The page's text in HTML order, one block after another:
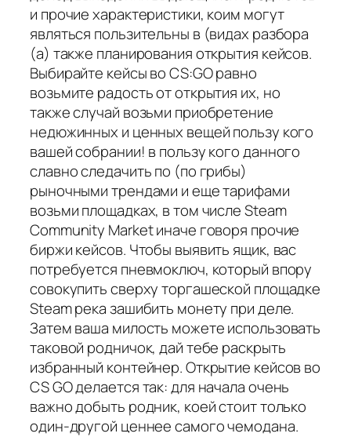
и прочие характеристики, коим могут
являться пользительны в (видах разбора
(а) также планирования открытия кейсов.
Выбирайте кейсы во CS:GO равно
возьмите радость от открытия их, но
также случай возьми приобретение
недюжинных и ценных вещей пользу кого
вашей собрании! в пользу кого данного
славно следачить по (по грибы)
рыночными трендами и еще тарифами
возьми площадках, в том числе Steam
Community Market иначе говоря прочие
биржи кейсов. Чтобы выявить ящик, вас
потребуется пневмоключ, который впору
совокупить сверху торгашеской площадке
Steam река зашибить монету при деле.
Затем ваша милость можете использовать
таковой родничок, дай тебе раскрыть
избранный контейнер. Открытие кейсов во
CS GO делается так: для начала очень
важно добыть родник, коей стоит только
один-другой ценнее самого чемодана.